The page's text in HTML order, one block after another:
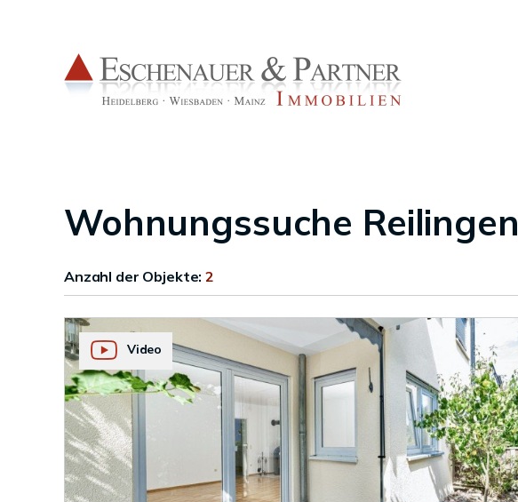
Wohnungssuche Reilingen
Anzahl der Objekte:2
Video